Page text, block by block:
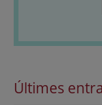
Últimes